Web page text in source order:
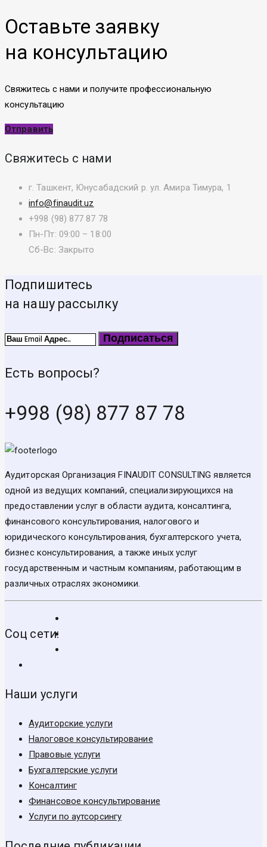
Оставьте заявку
на консультацию
Свяжитесь с нами и получите профессиональную
консультацию
Отправить
Свяжитесь с нами
г. Ташкент, Юнусабадский р. ул. Амира Тимура, 1
info@finaudit.uz
+998 (98) 877 87 78
Пн-Пт: 09:00 – 18:00
Сб-Вс: Закрыто
Подпишитесь
на нашу рассылку
Подписаться
Есть вопросы?
+998 (98) 877 87 78
Аудиторская Организация FINAUDIT CONSULTING является
одной из ведущих компаний, специализирующихся на
предоставлении услуг в области аудита, консалтинга,
финансового консультирования, налогового и
юридического консультирования, бухгалтерского учета,
бизнес консультирования, а также иных услуг
государственным и частным компаниям, работающим в
различных отраслях экономики.
Соц сети:
Наши услуги
Аудиторские услуги
Налоговое консультирование
Правовые услуги
Бухгалтерские услуги
Консалтинг
Финансовое консультирование
Услуги по аутсорсингу